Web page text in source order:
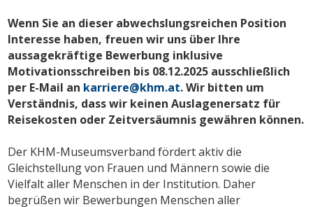
Wenn Sie an dieser abwechslungsreichen Position
Interesse haben, freuen wir uns über Ihre
aussagekräftige Bewerbung inklusive
Motivationsschreiben bis 08.12.2025 ausschließlich
per E-Mail an karriere@khm.at. Wir bitten um
Verständnis, dass wir keinen Auslagenersatz für
Reisekosten oder Zeitversäumnis gewähren können.
Der KHM-Museumsverband fördert aktiv die
Gleichstellung von Frauen und Männern sowie die
Vielfalt aller Menschen in der Institution. Daher
begrüßen wir Bewerbungen Menschen aller